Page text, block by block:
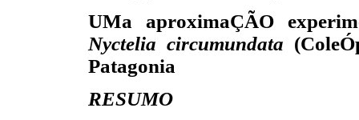
UMa aproximaÇÃO
Nyctelia circumundata
Patagonia
RESUMO